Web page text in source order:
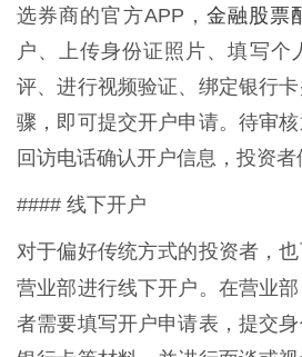
选券商的官方APP， 金融股票
户、上传身份证照片、填写个
评、进行视频验证、绑定银行
骤，即可提交开户申请。待审
回访电话确认开户信息，投资者
#### 线下开户
对于偏好传统方式的投资者，
营业部进行线下开户。在营业部
者需要填写开户申请表，提交身